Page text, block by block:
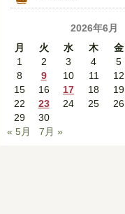
2026年6月
月
火 水 木 金
1
2 3 4 5
8
9 10 11 12
15
16 17 18 19
22
23 24 25 26
29
30
« 5月
7月 »